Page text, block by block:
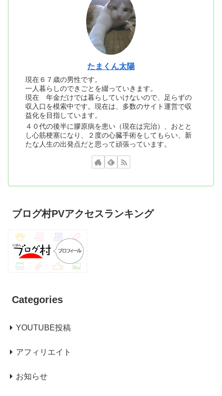
たまくん太陽
現在６７歳の男性です。
一人暮らしのできごとを綴っていきます。
現在 年金だけでは暮らしていけないので、足らずの
収入口を模索中です。現在は、多数のサイト運営で収
益化を目指しています。
４０代の後半に膠原病を患い（現在は完治）、おとと
し心筋梗塞になり、２度の心臓手術をしてもらい、新
たな人生の出発点だと思って頑張っています。
ブログ村PVアクセスランキング
Categories
YOUTUBE投稿
アフィリエイト
お知らせ